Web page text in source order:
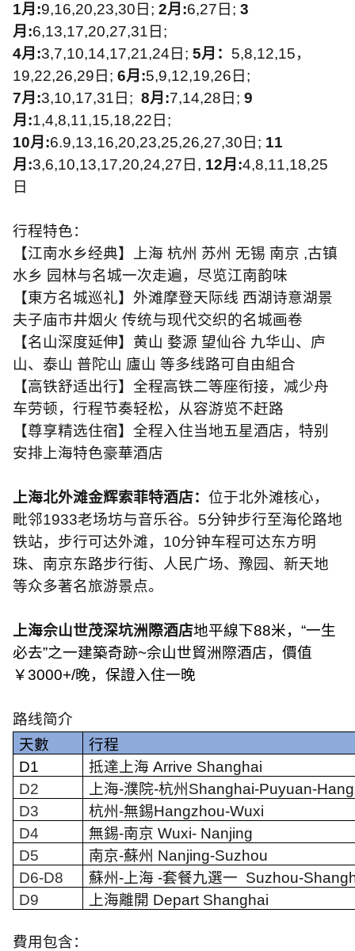
1月 :9,16,20,23,30 日 ; 2月 :6,27 日 ; 3
月 :6,13,17,20,27,31 日 ;
4月 :3,7,10,14,17,21,24 日 ; 5月： 5,8,12,15，
19,22,26,29 日 ; 6月 :5,9,12,19,26 日 ;
7月 :3,10,17,31 日 ; 8月 :7,14,28 日 ; 9
月 :1,4,8,11,15,18,22 日 ;
10月 :6.9,13,16,20,23,25,26,27,30 日 ; 11
月 :3,6,10,13,17,20,24,27 日 , 12月 :4,8,11,18,25
日
行程特色：
【江南水乡经典】上海 杭州 苏州 无锡 南京 ,古镇
水乡 园林与名城一次走遍，尽览江南韵味
【東方名城巡礼】外滩摩登天际线 西湖诗意湖景
夫子庙市井烟火 传统与现代交织的名城画卷
【名山深度延伸】黄山 婺源 望仙谷 九华山、庐
山、泰山 普陀山 廬山 等多线路可自由組合
【高铁舒适出行】全程高铁二等座衔接，减少舟
车劳顿，行程节奏轻松，从容游览不赶路
【尊享精选住宿】全程入住当地五星酒店，特别
安排上海特色豪華酒店
上海北外滩金辉索菲特酒店： 位于北外滩核心，
毗邻1933老场坊与音乐谷。 5分钟步行至海伦路地
铁站，步行可达外滩， 10分钟车程可达东方明
珠、南京东路步行街、人民广场、豫园、新天地
等众多著名旅游景点。
上海佘山世茂深坑洲際酒店地平線下88米， “一生
必去”之一建築奇跡~佘山世貿洲際酒店，價值
￥3000+/晚，保證入住一晚
路线简介
天數
行程
D1
抵達上海 Arrive Shanghai
D2
上海-濮院-杭州 Shanghai-Puyuan-
D3
杭州-無錫Hangzhou-Wuxi
D4
無錫-南京 Wuxi- Nanjing
D5
南京-蘇州 Nanjing-Suzhou
D6-D8
蘇州-上海 -套餐九選一 Suzhou-
D9
上海離開 Depart Shanghai
費用包含：